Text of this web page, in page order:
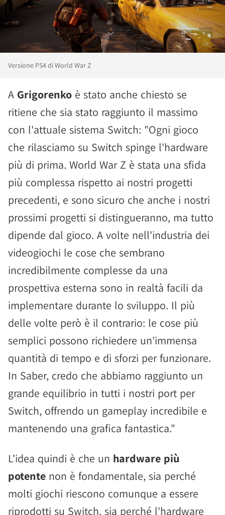
Versione PS4 di World War Z
A Grigorenko è stato anche chiesto se
ritiene che sia stato raggiunto il massimo
con l'attuale sistema Switch: "Ogni gioco
che rilasciamo su Switch spinge l'hardware
più di prima. World War Z è stata una sfida
più complessa rispetto ai nostri progetti
precedenti, e sono sicuro che anche i nostri
prossimi progetti si distingueranno, ma tutto
dipende dal gioco. A volte nell'industria dei
videogiochi le cose che sembrano
incredibilmente complesse da una
prospettiva esterna sono in realtà facili da
implementare durante lo sviluppo. Il più
delle volte però è il contrario: le cose più
semplici possono richiedere un'immensa
quantità di tempo e di sforzi per funzionare.
In Saber, credo che abbiamo raggiunto un
grande equilibrio in tutti i nostri port per
Switch, offrendo un gameplay incredibile e
mantenendo una grafica fantastica."
L'idea quindi è che un hardware più
potente non è fondamentale, sia perché
molti giochi riescono comunque a essere
riprodotti su Switch, sia perché l'hardware